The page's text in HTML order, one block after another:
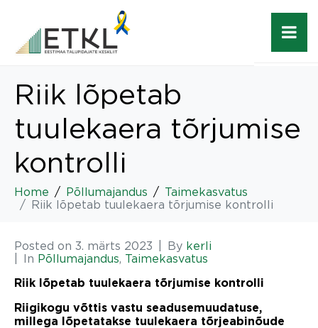
Riik lõpetab
tuulekaera tõrjumise
kontrolli
Home Põllumajandus
Taimekasvatus
Riik lõpetab tuulekaera tõrjumise kontrolli
Posted on 3. märts 2023 By kerli
In Põllumajandus, Taimekasvatus
Riik lõpetab tuulekaera tõrjumise kontrolli
Riigikogu võttis vastu seadusemuudatuse,
millega lõpetatakse tuulekaera tõrjeabinõude